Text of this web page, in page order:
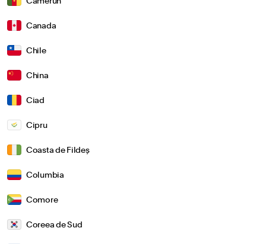
Canada
Chile
China
Ciad
Cipru
Coasta de Fildeș
Columbia
Comore
Coreea de Sud